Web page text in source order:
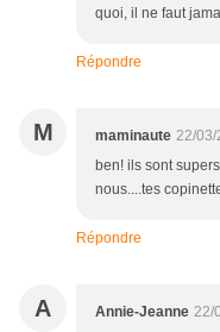
quoi, il ne faut
Répondre
M maminaute 22/03/
ben! ils sont
nous....tes
Répondre
A Annie-Jeanne 22/